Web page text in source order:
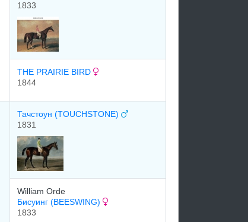
1833
THE PRAIRIE BIRD
1844
Тачстоун (TOUCHSTONE)
1831
William Orde
Бисуинг (BEESWING)
1833